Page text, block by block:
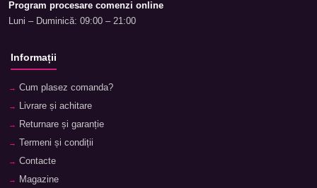
Program procesare comenzi online
Luni – Duminică: 09:00 – 21:00
Informații
Cum plasez comanda?
Livrare și achitare
Returnare și garanție
Termeni și condiții
Contacte
Magazine